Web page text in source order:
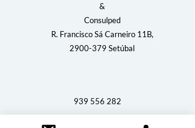
&
Consulped
R. Francisco Sá Carneiro 11B,
2900-379 Setúbal
939 556 282